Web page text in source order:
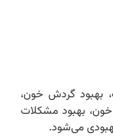
گردش خون،
بهبود مشکلات
می‌شود.